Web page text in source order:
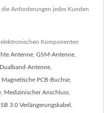
Anforderungen jedes Kunden
Komponenten
Antenne GSM-Antenne
Dualband-Antenne
Magnetische PCB-Buchse
Medizinischer Anschluss
3.0 Verlängerungskabel